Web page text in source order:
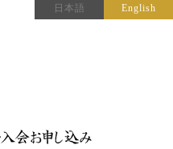
日本語 English